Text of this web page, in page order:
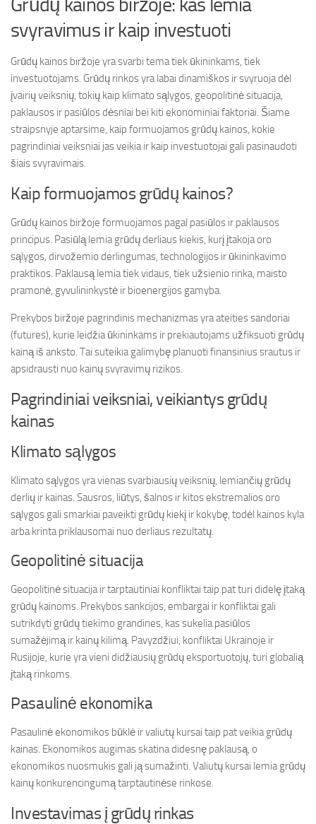
svyravimus ir kaip investuoti
Grūdų kainos biržoje yra svarbi tema tiek ūkininkams, tiek
investuotojams. Grūdų rinkos yra labai dinamiškos ir svyruoja dėl
įvairių veiksnių, tokių kaip klimato sąlygos, geopolitinė situacija,
paklausos ir pasiūlos dėsniai bei kiti ekonominiai faktoriai. Šiame
straipsnyje aptarsime, kaip formuojamos grūdų kainos, kokie
pagrindiniai veiksniai jas veikia ir kaip investuotojai gali pasinaudoti
šiais svyravimais.
Kaip formuojamos grūdų kainos?
Grūdų kainos biržoje formuojamos pagal pasiūlos ir paklausos
principus. Pasiūlą lemia grūdų derliaus kiekis, kurį įtakoja oro
sąlygos, dirvožemio derlingumas, technologijos ir ūkininkavimo
praktikos. Paklausą lemia tiek vidaus, tiek užsienio rinka, maisto
pramonė, gyvulininkystė ir bioenergijos gamyba.
Prekybos biržoje pagrindinis mechanizmas yra ateities sandoriai
(futures), kurie leidžia ūkininkams ir prekiautojams užfiksuoti grūdų
kainą iš anksto. Tai suteikia galimybę planuoti finansinius srautus ir
apsidrausti nuo kainų svyravimų rizikos.
Pagrindiniai veiksniai, veikiantys grūdų
kainas
Klimato sąlygos
Klimato sąlygos yra vienas svarbiausių veiksnių, lemiančių grūdų
derlių ir kainas. Sausros, liūtys, šalnos ir kitos ekstremalios oro
sąlygos gali smarkiai paveikti grūdų kiekį ir kokybę, todėl kainos kyla
arba krinta priklausomai nuo derliaus rezultatų.
Geopolitinė situacija
Geopolitinė situacija ir tarptautiniai konfliktai taip pat turi didelę įtaką
grūdų kainoms. Prekybos sankcijos, embargai ir konfliktai gali
sutrikdyti grūdų tiekimo grandines, kas sukelia pasiūlos
sumažėjimą ir kainų kilimą. Pavyzdžiui, konfliktai Ukrainoje ir
Rusijoje, kurie yra vieni didžiausių grūdų eksportuotojų, turi globalią
įtaką rinkoms.
Pasaulinė ekonomika
Pasaulinė ekonomikos būklė ir valiutų kursai taip pat veikia grūdų
kainas. Ekonomikos augimas skatina didesnę paklausą, o
ekonomikos nuosmukis gali ją sumažinti. Valiutų kursai lemia grūdų
kainų konkurencingumą tarptautinėse rinkose.
Investavimas į grūdų rinkas